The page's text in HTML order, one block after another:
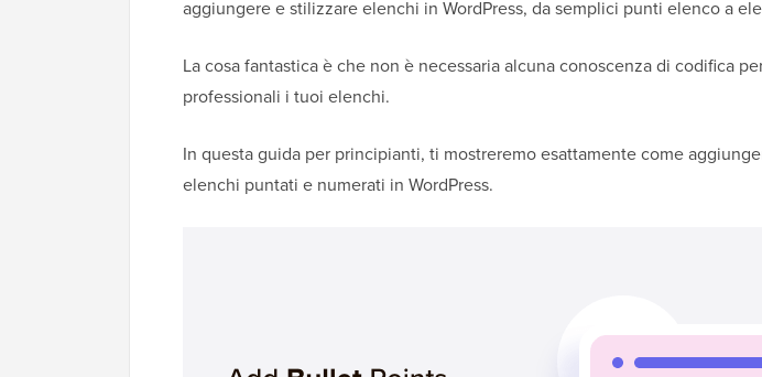
aggiungere e stilizzare elenchi in WordPress, da semplici punti elenco a
La cosa fantastica è che non è necessaria alcuna conoscenza di codifica
professionali i tuoi elenchi.
In questa guida per principianti, ti mostreremo esattamente come
elenchi puntati e numerati in WordPress.